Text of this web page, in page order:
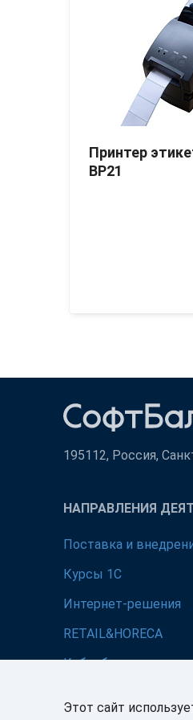
Принтер
BP21
195112, Россия,
НАПРАВЛЕНИЯ
Поставка и
Курсы 1С
Интернет-решения
RETAIL&HORECA
Кибербезопасность
Этот сайт